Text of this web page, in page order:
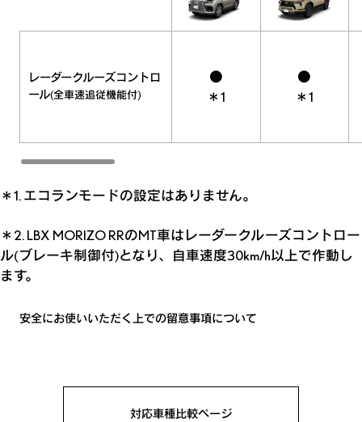
レーダークルーズコントロ
ール(全車速追従機能付)
●
＊1
●
＊1
＊1. エコランモードの設定はありません。
＊2.LBX MORIZO RRのMT車はレーダークルーズコントロー
ル(ブレーキ制御付)となり、自車速度30km/h以上で作動し
ます。
安全にお使いいただく上での留意事項について
対応車種比較ページ